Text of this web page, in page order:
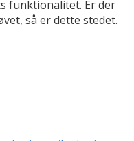
funktionalitet. Er der
så er dette stedet.